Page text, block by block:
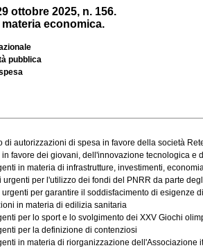
ottobre 2025, n. 156.
economica.
pubblica
di autorizzazioni di spesa in favore della società
favore dei giovani, dell'innovazione tecnologica
in materia di infrastrutture, investimenti,
urgenti per l'utilizzo dei fondi del PNRR da parte
per garantire il soddisfacimento di esigenze
in materia di edilizia sanitaria
per lo sport e lo svolgimento dei XXV Giochi
per la definizione di contenziosi
in materia di riorganizzazione dell'Associazione